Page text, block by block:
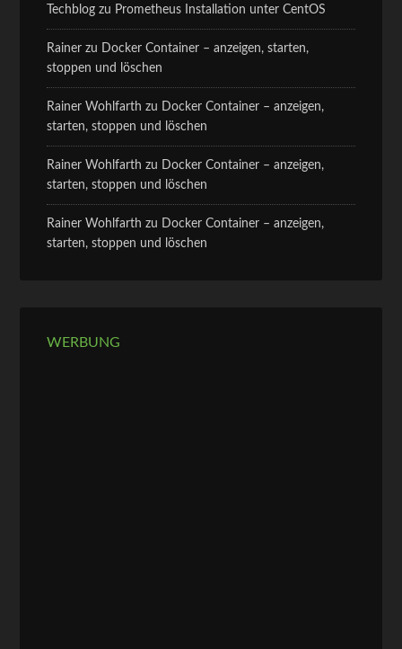
Techblog zu Prometheus Installation unter CentOS
Rainer zu Docker Container – anzeigen, starten,
stoppen und löschen
Rainer Wohlfarth zu Docker Container – anzeigen,
starten, stoppen und löschen
Rainer Wohlfarth zu Docker Container – anzeigen,
starten, stoppen und löschen
Rainer Wohlfarth zu Docker Container – anzeigen,
starten, stoppen und löschen
WERBUNG